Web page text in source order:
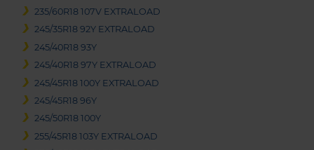
235/60R18 107V EXTRALOAD
245/35R18 92Y EXTRALOAD
245/40R18 93Y
245/40R18 97Y EXTRALOAD
245/45R18 100Y EXTRALOAD
245/45R18 96Y
245/50R18 100Y
255/45R18 103Y EXTRALOAD